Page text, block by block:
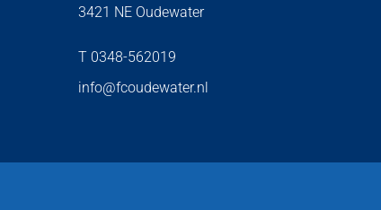
3421 NE Oudewater
T 0348-562019
info@fcoudewater.nl